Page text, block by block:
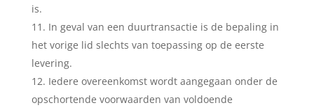
is.
In geval van een duurtransactie is de bepaling in
het vorige lid slechts van toepassing op de eerste
levering.
Iedere overeenkomst wordt aangegaan onder de
opschortende voorwaarden van voldoende